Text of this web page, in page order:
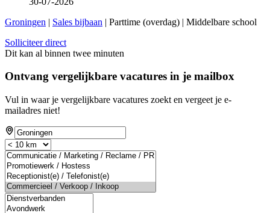
Groningen | Sales bijbaan | Parttime (overdag) | Middelbare school
Solliciteer direct
Dit kan al binnen twee minuten
Ontvang vergelijkbare vacatures in je mailbox
Vul in waar je vergelijkbare vacatures zoekt en vergeet je e-
mailadres niet!
If
you
are
a
human,
ignore
this
field